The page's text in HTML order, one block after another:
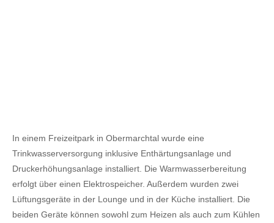
In einem Freizeitpark in Obermarchtal wurde eine
Trinkwasserversorgung inklusive Enthärtungsanlage und
Druckerhöhungsanlage installiert. Die Warmwasserbereitung
erfolgt über einen Elektrospeicher. Außerdem wurden zwei
Lüftungsgeräte in der Lounge und in der Küche installiert. Die
beiden Geräte können sowohl zum Heizen als auch zum Kühlen